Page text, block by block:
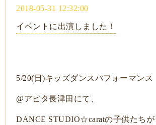
2018-05-31 12:32:00
イベントに出演しました！
5/20(日)キッズダンスパフォーマンス
@アピタ長津田にて、
DANCE STUDIO☆caratの子供たちが